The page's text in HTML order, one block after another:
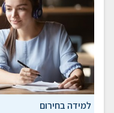
למידה בחירום